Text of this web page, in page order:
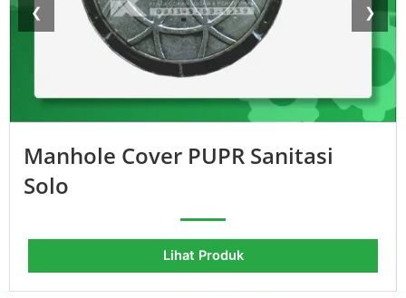
❮ ❯
Manhole Cover PUPR Sanitasi
Solo
Lihat Produk